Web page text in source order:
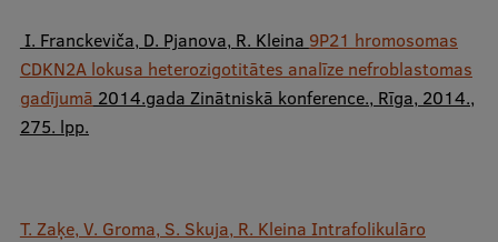
​ I. Franckeviča, D. Pjanova, R. Kleina 9P21 hromosomas
CDKN2A lokusa heterozigotitātes analīze nefroblastomas
gadījumā 2014.gada Zinātniskā konference., Rīga, 2014.,
275. lpp.
T. Zaķe, V. Groma, S. Skuja, R. Kleina Intrafolikulāro